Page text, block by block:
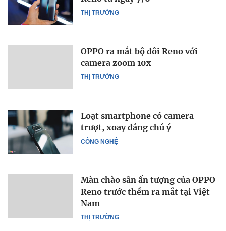
THỊ TRƯỜNG
THỊ TRƯỜNG
OPPO ra mắt bộ đôi Reno với
camera zoom 10x
CÔNG NGHỆ
Loạt smartphone có camera
trượt, xoay đáng chú ý
THỊ TRƯỜNG
Màn chào sân ấn tượng của OPPO
Reno trước thềm ra mắt tại Việt
Nam